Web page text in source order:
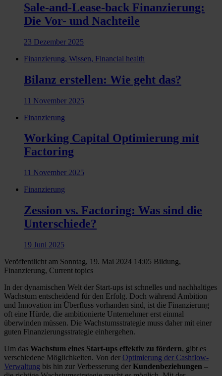
Sale-and-Lease-back Finanzierung:
Die Vor- und Nachteile
23 Dezember 2025
Finanzierung, Wissen, Financial health
Bilanz erstellen: Wie geht das?
11 November 2025
Finanzierung
Working Capital Optimierung mit
Factoring
11 November 2025
Finanzierung
Zession vs. Factoring: Was sind die
Unterschiede?
19 Juni 2025
Veröffentlicht am Sonntag, 19. Mai 2024 14:05 Bildung,
Finanzierung, Current topics
In der dynamischen Welt der Start-ups ist schnelles und nachhaltiges
Wachstum entscheidend für den Erfolg. Doch während Ambition
und Innovation im Überfluss vorhanden sind, ist die Finanzierung
oft eine Hürde, die ambitionierte Unternehmer erst einmal
überwinden müssen. Die Wachstumsstrategie muss daher mit einer
guten Finanzierungsstrategie einhergehen.
Um das Wachstum eines Start-ups effektiv zu fördern, gibt es
verschiedene Möglichkeiten. Von der Optimierung der Cashflow-
Verwaltung bis hin zur Verbesserung der Kundenbeziehungen –